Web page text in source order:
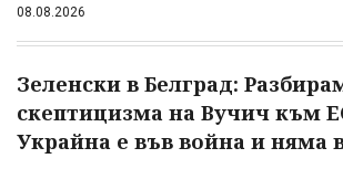
08.08.2026
Зеленски в Белград:
скептицизма на Вучич към
Украйна е във война и няма